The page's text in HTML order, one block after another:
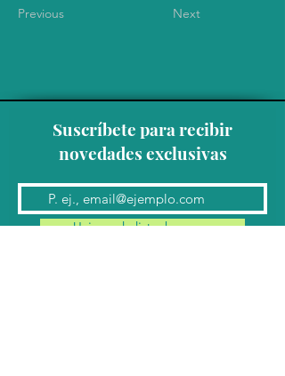
Previous Next
Suscríbete para recibir
novedades exclusivas
Unirse a la lista de correo